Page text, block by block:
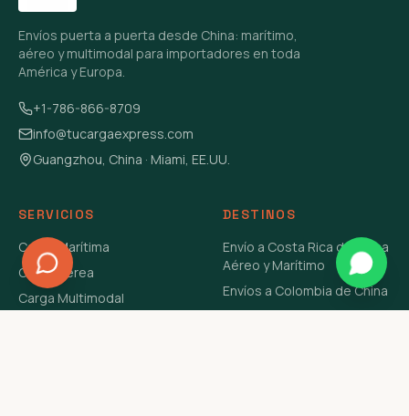
Envíos puerta a puerta desde China: marítimo,
aéreo y multimodal para importadores en toda
América y Europa.
+1-786-866-8709
info@tucargaexpress.com
Guangzhou, China · Miami, EE.UU.
SERVICIOS
Carga Marítima
Carga Aérea
Carga Multimodal
DESTINOS
Envío a Costa Rica de China
Aéreo y Marítimo
Envíos a Colombia de China